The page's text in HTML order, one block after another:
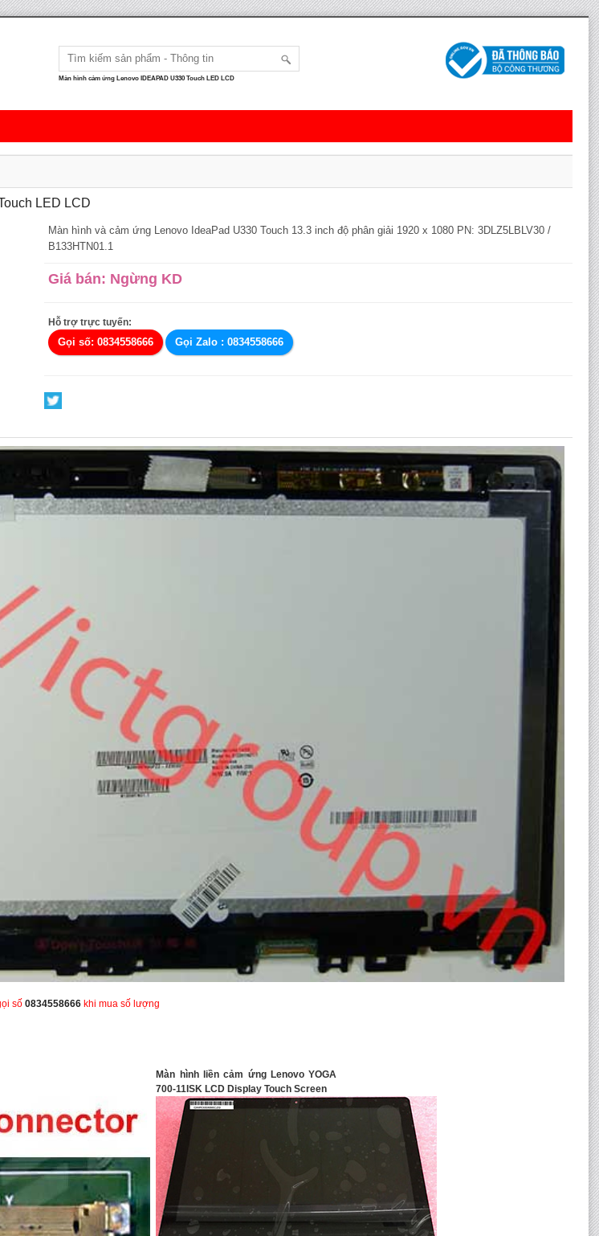
Màn hình cảm ứng Lenovo IDEAPAD U330 Touch LED LCD
LED LCD
Màn hình và cảm ứng Lenovo IdeaPad U330 Touch 13.3 inch độ phân giải 1920 x 1080 PN: 3DLZ5LBLV30 /
B133HTN01.1
Giá bán: Ngừng KD
Hỗ trợ trực tuyến:
Gọi số: 0834558666 Gọi Zalo : 0834558666
số0834558666 khi mua số lượng
Màn hình liền cảm ứng Lenovo YOGA
700-11ISK LCD Display Touch Screen